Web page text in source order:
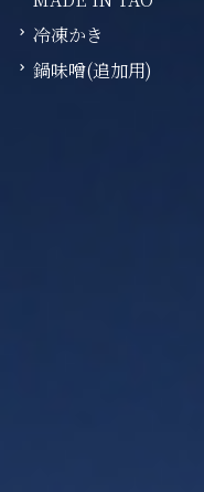
冷凍かき
鍋味噌(追加用)